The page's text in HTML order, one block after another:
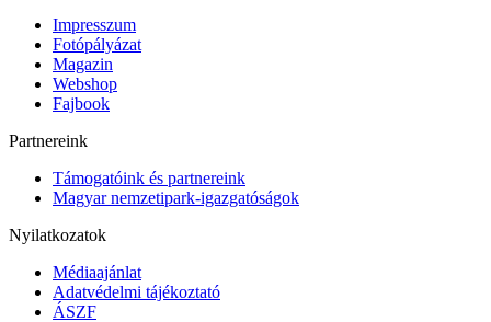
Impresszum
Fotópályázat
Magazin
Webshop
Fajbook
Partnereink
Támogatóink és partnereink
Magyar nemzetipark-igazgatóságok
Nyilatkozatok
Médiaajánlat
Adatvédelmi tájékoztató
ÁSZF